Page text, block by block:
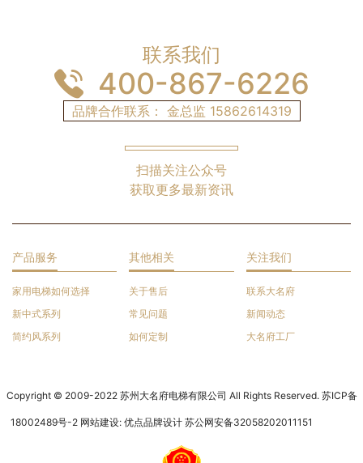
联系我们
400-867-6226
品牌合作联系： 金总监 15862614319
扫描关注公众号
获取更多最新资讯
产品服务
家用电梯如何选择
新中式系列
简约风系列
其他相关
关于售后
常见问题
如何定制
关注我们
联系大名府
新闻动态
大名府工厂
Copyright © 2009-2022 苏州大名府电梯有限公司 All Rights Reserved. 苏ICP备
18002489号-2网站建设: 优点品牌设计 苏公网安备32058202011151